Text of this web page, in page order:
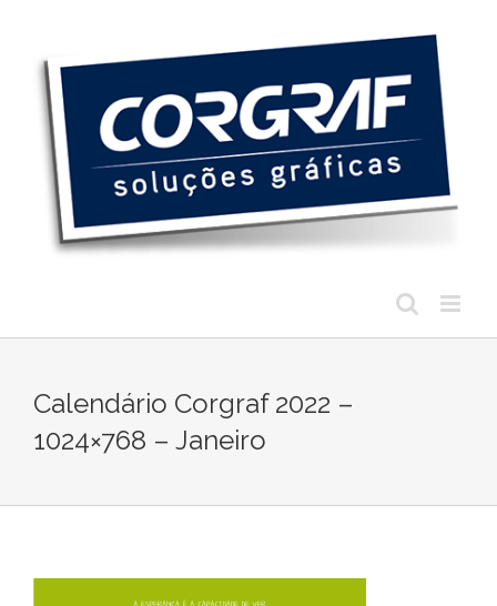
conteúdo
Calendário Corgraf 2022 –
1024×768 – Janeiro